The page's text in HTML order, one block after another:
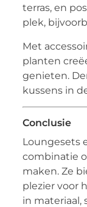
terras, en
plek,
Met
planten
genieten.
kussens in
Conclusie
Loungesets
combinatie
maken. Ze
plezier voor
in materiaal,